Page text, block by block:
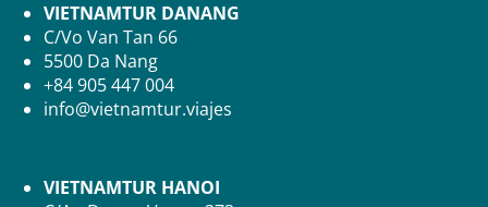
VIETNAMTUR DANANG
C/Vo Van Tan 66
5500 Da Nang
+84 905 447 004
info@vietnamtur.viajes
VIETNAMTUR HANOI